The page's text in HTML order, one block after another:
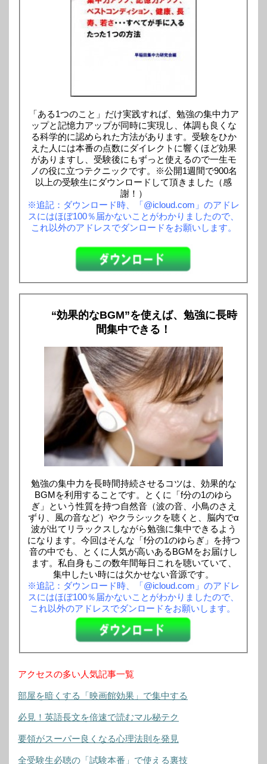
「ある1つのこと」だけ実践すれば、勉強の集中力ア
ップと記憶力アップが同時に実現し、体調も良くな
る科学的に認められた方法があります。受験をひか
えた人には本番の点数にダイレクトに響くほど効果
がありますし、受験後にもずっと使えるので一生モ
ノの役に立つテクニックです。※公開1週間で900名
以上の受験生にダウンロードして頂きました（感
謝！）
※追記：ダウンロード時、「@icloud.com」のアドレ
スにはほぼ100％届かないことがわかりましたので、
これ以外のアドレスでダンロードをお願いします。
“効果的なBGM”を使えば、勉強に長時
間集中できる！
勉強の集中力を長時間持続させるコツは、効果的な
BGMを利用することです。とくに「f分の1のゆら
ぎ」という性質を持つ自然音（波の音、小鳥のさえ
ずり、風の音など）やクラシックを聴くと、脳内でα
波が出てリラックスしながら勉強に集中できるよう
になります。今回はそんな「f分の1のゆらぎ」を持つ
音の中でも、とくに人気が高いあるBGMをお届けし
ます。私自身もこの数年間毎日これを聴いていて、
集中したい時には欠かせない音源です。
※追記：ダウンロード時、「@icloud.com」のアドレ
スにはほぼ100％届かないことがわかりましたので、
これ以外のアドレスでダンロードをお願いします。
アクセスの多い人気記事一覧
部屋を暗くする「映画館効果」で集中する
必見！英語長文を倍速で読むマル秘テク
要領がスーパー良くなる心理法則を発見
全受験生必聴の「試験本番」で使える裏技